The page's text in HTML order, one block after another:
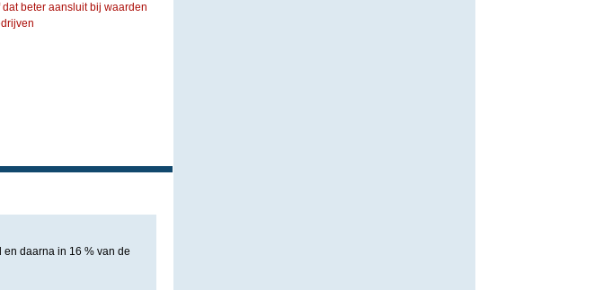
beter aansluit bij waarden
en daarna in 16 % van de